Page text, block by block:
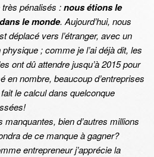
pénalisés :nous étions le
le monde. Aujourd’hui, nous
déplacé vers l’étranger, avec un
; comme je l’ai déjà dit, les
ont dû attendre jusqu’à 2015 pour
nombre, beaucoup d’entreprises
le calcul dans quelconque
manquantes, bien d’autres millions
de ce manque à gagner?
entrepreneur j’apprécie la